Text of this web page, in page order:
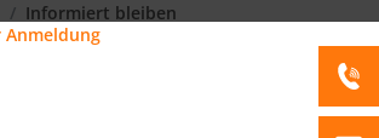
Informiert bleiben